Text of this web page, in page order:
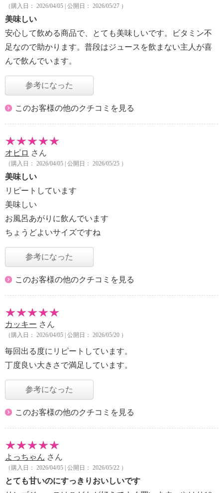
（購入日： 2026/04/05 | 公開日： 2026/05/27 ）
美味しい
安心して飲める商品で、とても美味しいです。ビタミン不
足なので助かります。普段はジュースを飲まない主人が喜
んで飲んでいます。
参考になった
このお客様の他のクチコミを見る
オピロ さん
（購入日： 2026/04/05 | 公開日： 2026/05/25 ）
美味しい
リピートしています
美味しい
お風呂あがりに飲んでいます
ちょうどよいサイズですね
参考になった
このお客様の他のクチコミを見る
カッキー さん
（購入日： 2026/04/05 | 公開日： 2026/05/20 ）
毎回出る度にリピートしています。
丁度良い大きさで満足しています。
参考になった
このお客様の他のクチコミを見る
よっちゃん さん
（購入日： 2026/04/05 | 公開日： 2026/05/22 ）
とても甘いのにすっきりおいしいです